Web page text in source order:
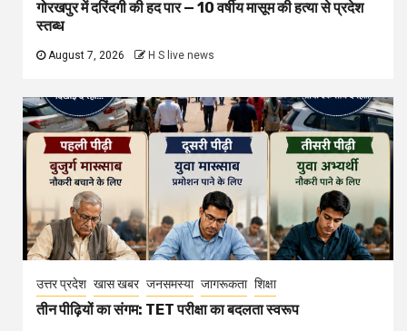
गोरखपुर में दरिंदगी की हद पार — 10 वर्षीय मासूम की हत्या से प्रदेश
स्तब्ध
August 7, 2026 H S live news
उत्तर प्रदेश खास खबर जनसमस्या जागरूकता शिक्षा
तीन पीढ़ियों का संगम: TET परीक्षा का बदलता स्वरूप